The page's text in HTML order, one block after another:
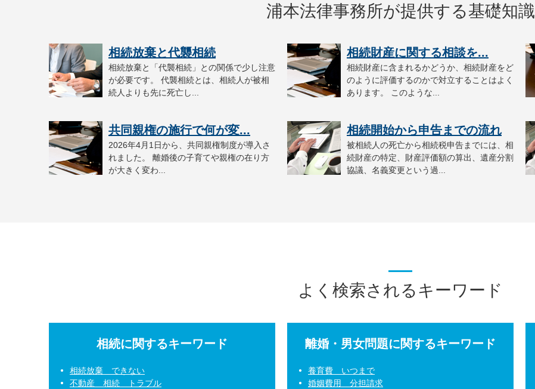
浦本法律事務所が提供する基礎知識
相続放棄と代襲相続
相続放棄と「代襲相続」との関係で少し注意
が必要です。 代襲相続とは、相続人が被相
続人よりも先に死亡し...
相続財産に関する相談を...
相続財産に含まれるかどうか、相続財産をど
のように評価するのかで対立することはよく
あります。 このような...
共同親権の施行で何が変...
2026年4月1日から、共同親権制度が導入さ
れました。 離婚後の子育てや親権の在り方
が大きく変わ...
相続開始から申告までの流れ
被相続人の死亡から相続税申告までには、相
続財産の特定、財産評価額の算出、遺産分割
協議、名義変更という過...
よく検索されるキーワード
相続に関するキーワード
相続放棄 できない
不動産 相続 トラブル
離婚・男女問題に関するキーワード
養育費 いつまで
婚姻費用 分担請求